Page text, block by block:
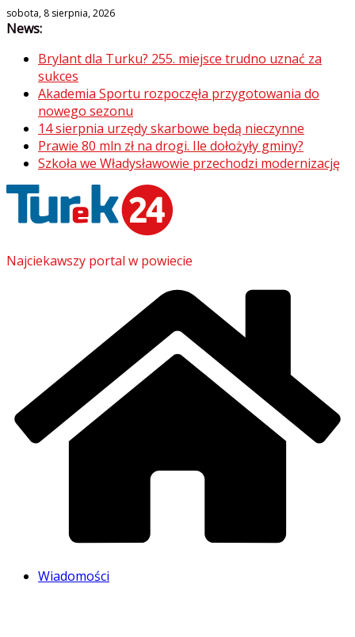
Skip
to
sobota, 8 sierpnia, 2026
News:
Brylant dla Turku? 255. miejsce trudno uznać za
sukces
Akademia Sportu rozpoczęła przygotowania do
nowego sezonu
14 sierpnia urzędy skarbowe będą nieczynne
Prawie 80 mln zł na drogi. Ile dołożyły gminy?
Szkoła we Władysławowie przechodzi modernizację
Najciekawszy portal w powiecie
Wiadomości